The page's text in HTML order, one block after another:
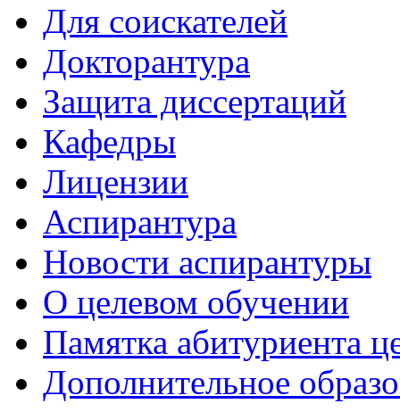
Для соискателей
Докторантура
Защита диссертаций
Кафедры
Лицензии
Аспирантура
Новости аспирантуры
О целевом обучении
Памятка абитуриента
Дополнительное